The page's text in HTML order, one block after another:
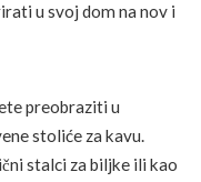
u svoj dom na nov i
preobraziti u
stoliće za kavu.
stalci za biljke ili kao